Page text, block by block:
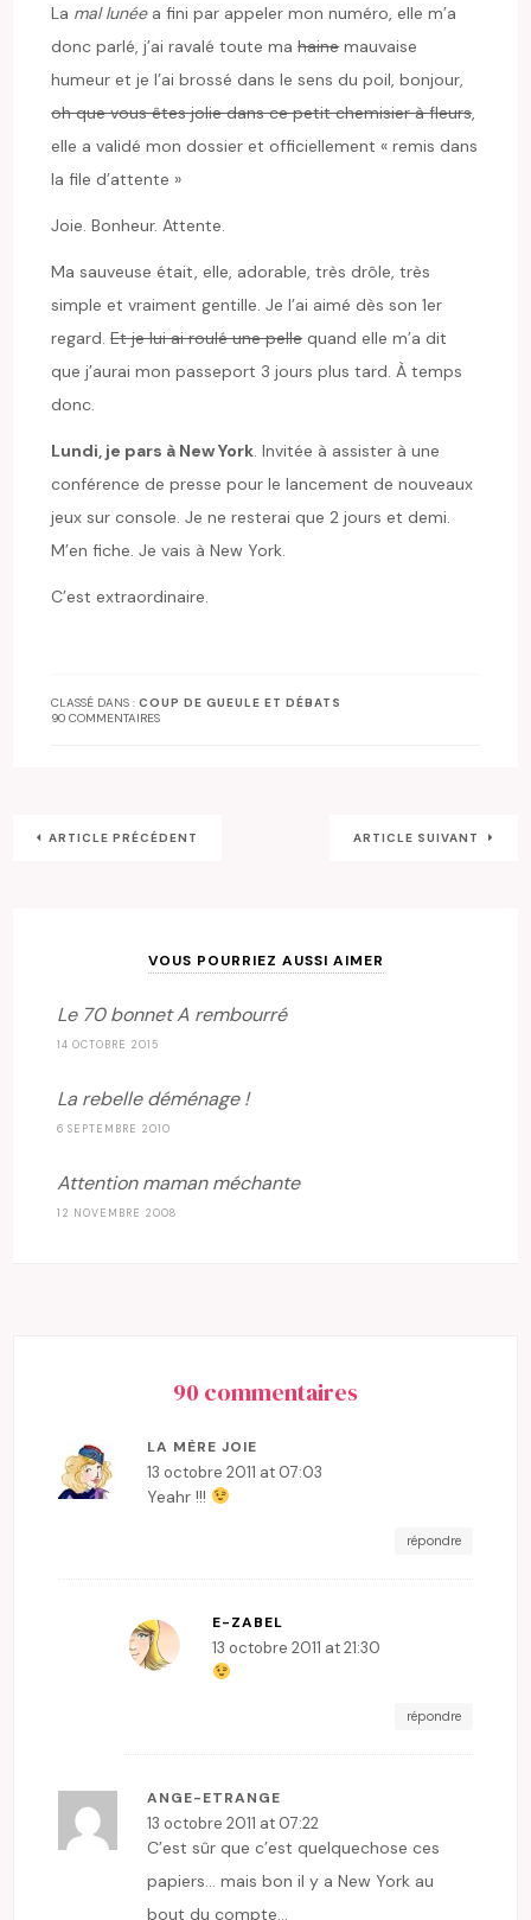
La mal lunéea fini par appeler mon numéro, elle m’a
donc parlé, j’ai ravalé toute mahainemauvaise
humeur et je l’ai brossé dans le sens du poil, bonjour,
oh que vous êtes jolie dans ce petit chemisier à fleurs,
elle a validé mon dossier et officiellement « remis dans
la file d’attente »
Joie. Bonheur. Attente.
Ma sauveuse était, elle, adorable, très drôle, très
simple et vraiment gentille. Je l’ai aimé dès son 1er
regard.Et je lui ai roulé une pellequand elle m’a dit
que j’aurai mon passeport 3 jours plus tard. À temps
donc.
Lundi, je pars à New York. Invitée à assister à une
conférence de presse pour le lancement de nouveaux
jeux sur console. Je ne resterai que 2 jours et demi.
M’en fiche. Je vais à New York.
C’est extraordinaire.
CLASSÉ DANS :COUP DE GUEULE ET DÉBATS
90 COMMENTAIRES
ARTICLE PRÉCÉDENT ARTICLE SUIVANT
VOUS POURRIEZ AUSSI AIMER
Le 70 bonnet A rembourré
14 OCTOBRE 2015
La rebelle déménage !
6 SEPTEMBRE 2010
Attention maman méchante
12 NOVEMBRE 2008
90 commentaires
LA MÈRE JOIE
13 octobre 2011 at 07:03
Yeahr !!!
répondre
E-ZABEL
13 octobre 2011 at 21:30
répondre
ANGE-ETRANGE
13 octobre 2011 at 07:22
C’est sûr que c’est quelquechose ces
papiers… mais bon il y a New York au
bout du compte…